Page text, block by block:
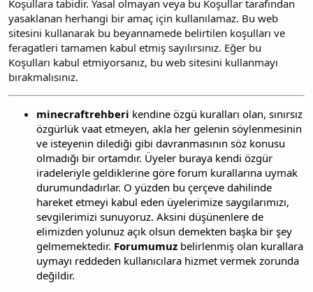
Koşullara tabidir. Yasal olmayan veya bu Koşullar tarafından
yasaklanan herhangi bir amaç için kullanılamaz. Bu web
sitesini kullanarak bu beyannamede belirtilen koşulları ve
feragatleri tamamen kabul etmiş sayılırsınız. Eğer bu
Koşulları kabul etmiyorsanız, bu web sitesini kullanmayı
bırakmalısınız.
minecraftrehberi kendine özgü kuralları olan, sınırsız
özgürlük vaat etmeyen, akla her gelenin söylenmesinin
ve isteyenin dilediği gibi davranmasının söz konusu
olmadığı bir ortamdır. Üyeler buraya kendi özgür
iradeleriyle geldiklerine göre forum kurallarına uymak
durumundadırlar. O yüzden bu çerçeve dahilinde
hareket etmeyi kabul eden üyelerimize saygılarımızı,
sevgilerimizi sunuyoruz. Aksini düşünenlere de
elimizden yolunuz açık olsun demekten başka bir şey
gelmemektedir. Forumumuz belirlenmiş olan kurallara
uymayı reddeden kullanıcılara hizmet vermek zorunda
değildir.